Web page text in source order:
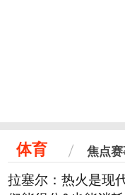
体育 焦点
拉塞尔：热火是现